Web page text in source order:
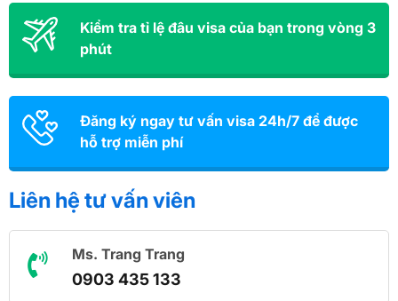
Kiểm tra tỉ lệ đâu visa của bạn trong vòng 3
phút
Đăng ký ngay tư vấn visa 24h/7 để được
hỗ trợ miễn phí
Liên hệ tư vấn viên
Ms. Trang Trang
0903 435 133